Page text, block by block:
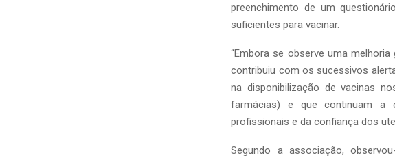
preenchimento de um
suficientes para vacinar.
“Embora se observe uma
contribuiu com os sucessivos
na disponibilização de vacinas
farmácias) e que continuam a
profissionais e da confiança dos
Segundo a associação,